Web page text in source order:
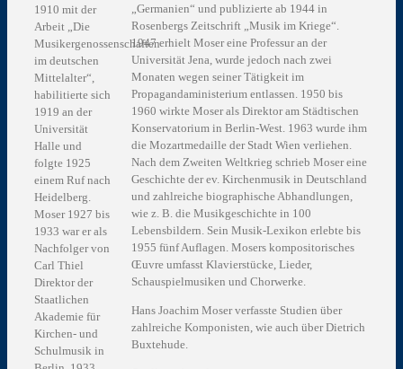
„Germanien“ und publizierte ab 1944 in
Rosenbergs Zeitschrift „Musik im Kriege“.
1947 erhielt Moser eine Professur an der
Universität Jena, wurde jedoch nach zwei
Monaten wegen seiner Tätigkeit im
Propagandaministerium entlassen. 1950 bis
1960 wirkte Moser als Direktor am Städtischen
Konservatorium in Berlin-West. 1963 wurde ihm
die Mozartmedaille der Stadt Wien verliehen.
Nach dem Zweiten Weltkrieg schrieb Moser eine
Geschichte der ev. Kirchenmusik in Deutschland
und zahlreiche biographische Abhandlungen,
wie z. B. die Musikgeschichte in 100
Lebensbildern. Sein Musik-Lexikon erlebte bis
1955 fünf Auflagen. Mosers kompositorisches
Œuvre umfasst Klavierstücke, Lieder,
Schauspielmusiken und Chorwerke.
Hans Joachim Moser verfasste Studien über
zahlreiche Komponisten, wie auch über Dietrich
Buxtehude.
1910 mit der
Arbeit „Die
Musikergenossenschaften
im deutschen
Mittelalter“,
habilitierte sich
1919 an der
Universität
Halle und
folgte 1925
einem Ruf nach
Heidelberg.
Moser 1927 bis
1933 war er als
Nachfolger von
Carl Thiel
Direktor der
Staatlichen
Akademie für
Kirchen- und
Schulmusik in